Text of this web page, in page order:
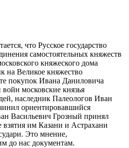
что Русское государство
самостоятельных княжеств
княжеского дома
на Великое княжество
покупок Ивана Даниловича
московские князья
наследник Палеологов Иван
ориентировавшийся
Васильевич Грозный принял
взятия им Казани и Астрахани
Это мнение,
до нас документам.